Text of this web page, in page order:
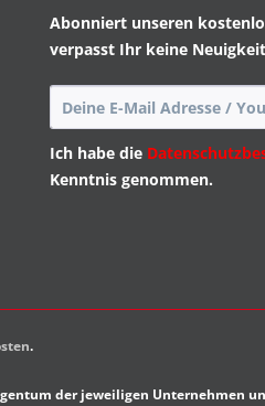
Abonniert unseren
verpasst Ihr keine
Ich habe die
Kenntnis genommen.
.
der jeweiligen Unternehmen